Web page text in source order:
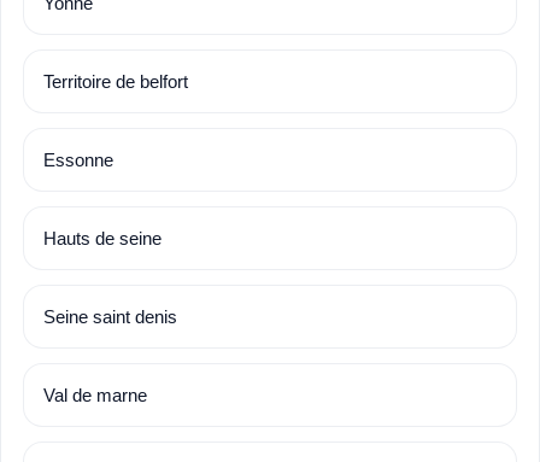
Territoire de belfort
Essonne
Hauts de seine
Seine saint denis
Val de marne